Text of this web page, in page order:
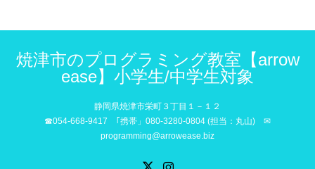
焼津市のプログラミング教室【arrow
ease】小学生/中学生対象
静岡県焼津市栄町３丁目１－１２
☎054-668-9417 ｢携帯」080-3280-0804 (担当：丸山) ✉
programming@arrowease.biz